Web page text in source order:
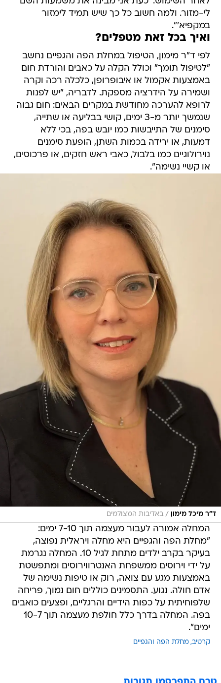
לי-מזור. ולמה חשוב כל כך שיש תמיד לימזור
במקפיא'".
ואיך בכל זאת מטפלים?
לפי ד"ר מימון, הטיפול במחלת הפה והגפיים נחשב
"לטיפול תומך" וכולל הקלה על כאבים והורדת חום
באמצעות אקמול או איבופרופן, כלכלה רכה וקרה
ושמירה על הידרציה מספקת. לדבריה, "יש לפנות
לרופא להערכה מחודשת במקרים הבאים: חום גבוה
שנמשך יותר מ-3 ימים, קושי בבליעה או שתייה,
סימנים של התייבשות כמו יובש בפה, בכי ללא
דמעות, או ירידה בכמות השתן, הופעת סימנים
נוירולוגיים כמו בלבול, כאבי ראש חזקים, או פרכוסים,
או קשיי נשימה".
ד"ר מיכל מימון / באדיבות המצולמים
המחלה אמורה לעבור מעצמה תוך 7-10 ימים:
"מחלת הפה והגפיים היא מחלה ויראלית נפוצה,
בעיקר בקרב ילדים מתחת לגיל 10. המחלה נגרמת
על ידי וירוסים ממשפחת האנטרווירוסים ומתפשטת
באמצעות מגע עם צואה, רוק או טיפות נשימה של
אדם חולה. נגוע. התסמינים כוללים חום נמוך, פריחה
שלפוחיתית על כפות הידיים והרגליים, ופצעים כואבים
בפה. המחלה בדרך כלל חולפת מעצמה תוך 10-7
ימים".
קרטיב מחלת הפה והגפיים